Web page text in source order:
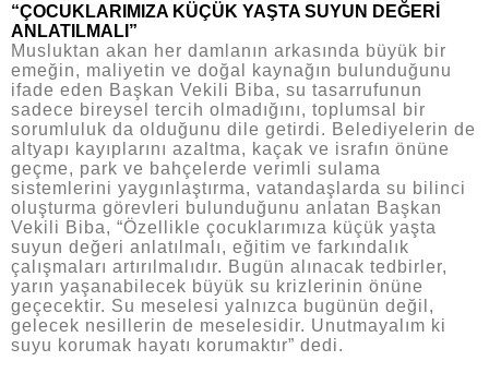
“ÇOCUKLARIMIZA KÜÇÜK YAŞTA SUYUN DEĞERİ
ANLATILMALI”
Musluktan akan her damlanın arkasında büyük bir
emeğin, maliyetin ve doğal kaynağın bulunduğunu
ifade eden Başkan Vekili Biba, su tasarrufunun
sadece bireysel tercih olmadığını, toplumsal bir
sorumluluk da olduğunu dile getirdi. Belediyelerin de
altyapı kayıplarını azaltma, kaçak ve israfın önüne
geçme, park ve bahçelerde verimli sulama
sistemlerini yaygınlaştırma, vatandaşlarda su bilinci
oluşturma görevleri bulunduğunu anlatan Başkan
Vekili Biba, “Özellikle çocuklarımıza küçük yaşta
suyun değeri anlatılmalı, eğitim ve farkındalık
çalışmaları artırılmalıdır. Bugün alınacak tedbirler,
yarın yaşanabilecek büyük su krizlerinin önüne
geçecektir. Su meselesi yalnızca bugünün değil,
gelecek nesillerin de meselesidir. Unutmayalım ki
suyu korumak hayatı korumaktır” dedi.